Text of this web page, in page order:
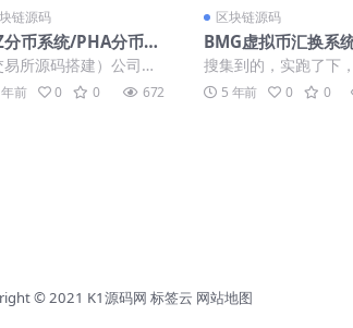
链源码
分币系统/PHA分币系
chia分币奇亚分
统/BTH/ETH挖矿源
「亲测源码」
易所源码搭建）公司技
：34401713，最新版
源码内有教程、测试...
前 0 0 672
区块链源码
BMG虚拟币汇换系
DT换汇系统
搜集到的，实跑了下
还是不错的。能正常
简单测试了下，有一
5 年前 0 0
© 2021 K1源码网 标签云 网站地图